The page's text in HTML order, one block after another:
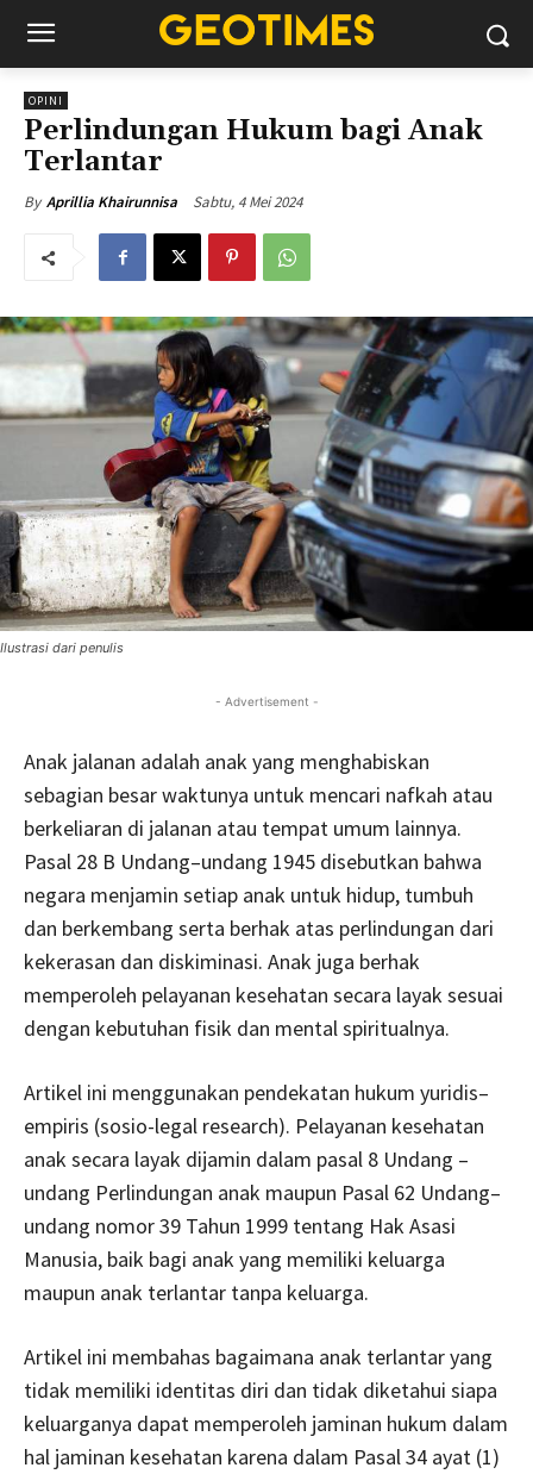
OPINI
Perlindungan Hukum bagi Anak
Terlantar
By Aprillia Khairunnisa Sabtu, 4 Mei 2024
Ilustrasi dari penulis
- Advertisement -
Anak jalanan adalah anak yang menghabiskan
sebagian besar waktunya untuk mencari nafkah atau
berkeliaran di jalanan atau tempat umum lainnya.
Pasal 28 B Undang–undang 1945 disebutkan bahwa
negara menjamin setiap anak untuk hidup, tumbuh
dan berkembang serta berhak atas perlindungan dari
kekerasan dan diskiminasi. Anak juga berhak
memperoleh pelayanan kesehatan secara layak sesuai
dengan kebutuhan fisik dan mental spiritualnya.
Artikel ini menggunakan pendekatan hukum yuridis–
empiris (sosio-legal research). Pelayanan kesehatan
anak secara layak dijamin dalam pasal 8 Undang –
undang Perlindungan anak maupun Pasal 62 Undang–
undang nomor 39 Tahun 1999 tentang Hak Asasi
Manusia, baik bagi anak yang memiliki keluarga
maupun anak terlantar tanpa keluarga.
Artikel ini membahas bagaimana anak terlantar yang
tidak memiliki identitas diri dan tidak diketahui siapa
keluarganya dapat memperoleh jaminan hukum dalam
hal jaminan kesehatan karena dalam Pasal 34 ayat (1)